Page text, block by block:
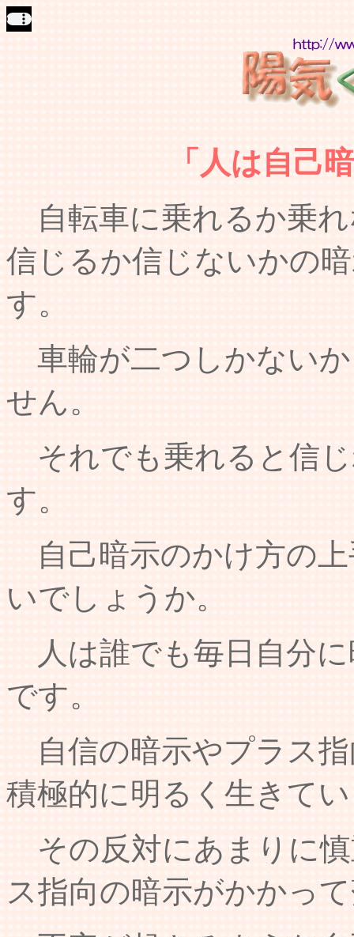
「人は自己
自転車に乗れるか乗
信じるか信じないかの
す。
車輪が二つしかない
せん。
それでも乗れると信
す。
自己暗示のかけ方の
いでしょうか。
人は誰でも毎日自分
です。
自信の暗示やプラス
積極的に明るく生きて
その反対にあまりに
ス指向の暗示がかかっ